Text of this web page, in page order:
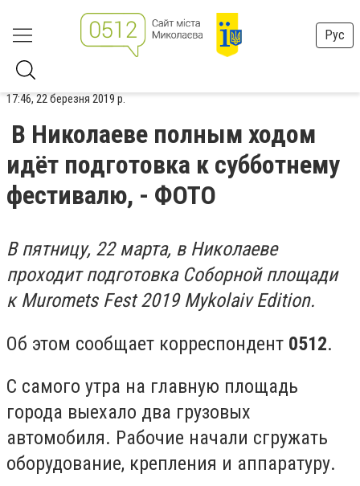
Рус
17:46, 22 березня 2019 р.
В Николаеве полным ходом
идёт подготовка к субботнему
фестивалю, - ФОТО
В пятницу, 22 марта, в Николаеве
проходит подготовка Соборной площади
к Muromets Fest 2019 Mykolaiv Edition.
Об этом сообщает корреспондент 0512.
С самого утра на главную площадь
города выехало два грузовых
автомобиля. Рабочие начали сгружать
оборудование, крепления и аппаратуру.